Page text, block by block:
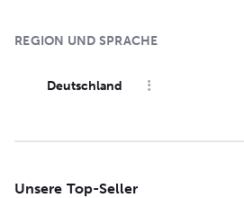
REGION UND SPRACHE
Deutschland
Unsere Top-Seller